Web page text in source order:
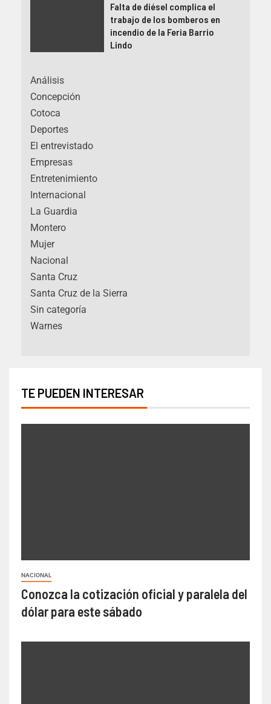
Falta de diésel complica el
trabajo de los bomberos en
incendio de la Feria Barrio
Lindo
Análisis
Concepción
Cotoca
Deportes
El entrevistado
Empresas
Entretenimiento
Internacional
La Guardia
Montero
Mujer
Nacional
Santa Cruz
Santa Cruz de la Sierra
Sin categoría
Warnes
TE PUEDEN INTERESAR
NACIONAL
Conozca la cotización oficial y paralela del
dólar para este sábado